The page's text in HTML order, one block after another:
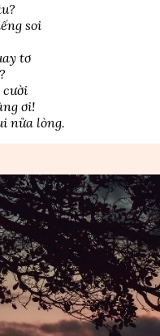
soi
tơ
cười
ơi!
nửa lòng.